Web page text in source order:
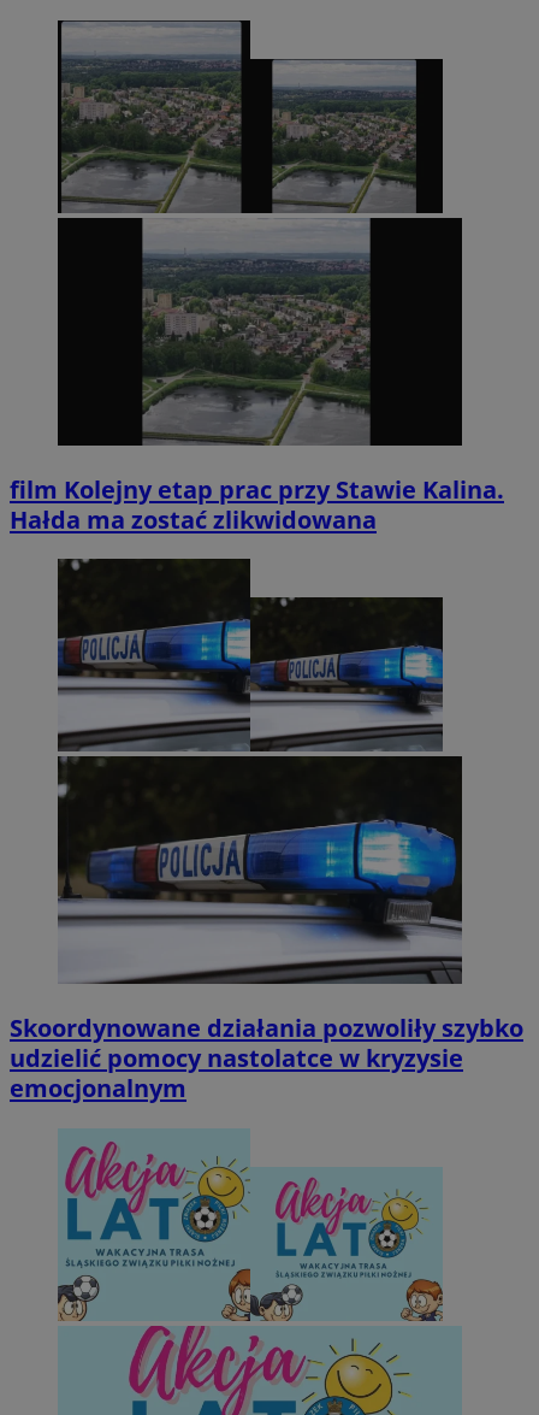
film Kolejny etap prac przy Stawie Kalina.
Hałda ma zostać zlikwidowana
Skoordynowane działania pozwoliły szybko
udzielić pomocy nastolatce w kryzysie
emocjonalnym